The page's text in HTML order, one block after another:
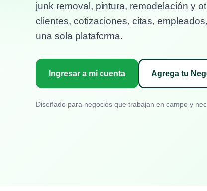
junk removal, pintura, remodelación y
clientes, cotizaciones, citas,
una sola plataforma.
Ingresar a mi cuenta Agrega tu
Diseñado para negocios que trabajan en campo y